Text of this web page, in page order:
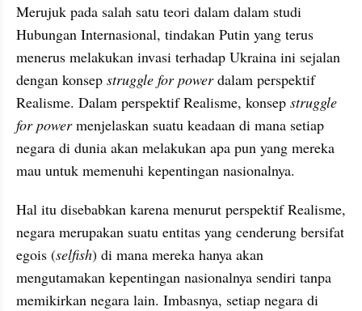
Merujuk pada salah satu teori dalam dalam studi
Hubungan Internasional, tindakan Putin yang terus
menerus melakukan invasi terhadap Ukraina ini sejalan
dengan konsep struggle for power dalam perspektif
Realisme. Dalam perspektif Realisme, konsep struggle
for power menjelaskan suatu keadaan di mana setiap
negara di dunia akan melakukan apa pun yang mereka
mau untuk memenuhi kepentingan nasionalnya.
Hal itu disebabkan karena menurut perspektif Realisme,
negara merupakan suatu entitas yang cenderung bersifat
egois (selfish) di mana mereka hanya akan
mengutamakan kepentingan nasionalnya sendiri tanpa
memikirkan negara lain. Imbasnya, setiap negara di